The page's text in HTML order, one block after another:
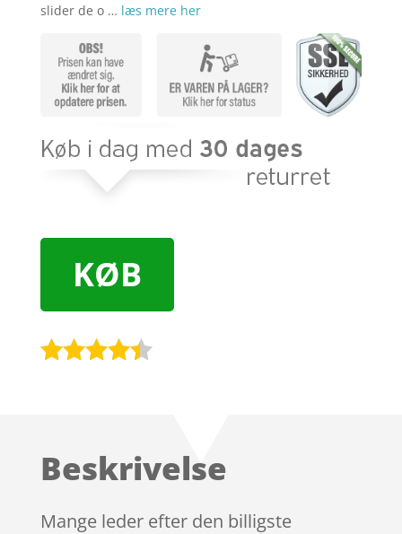
slider de o … læs mere her
KØB
på
mmelser
Beskrivelse
Mange leder efter den billigste